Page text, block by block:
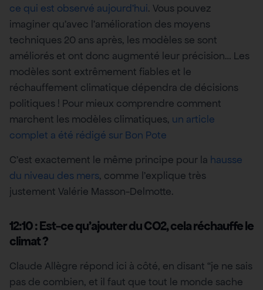
ce qui est observé aujourd’hui. Vous pouvez
imaginer qu’avec l’amélioration des moyens
techniques 20 ans après, les modèles se sont
améliorés et ont donc augmenté leur précision… Les
modèles sont extrêmement fiables et le
réchauffement climatique dépendra de décisions
politiques ! Pour mieux comprendre comment
marchent les modèles climatiques, un article
complet a été rédigé sur Bon Pote
C’est exactement le même principe pour la hausse
du niveau des mers, comme l’explique très
justement Valérie Masson-Delmotte.
12:10 : Est-ce qu’ajouter du CO2, cela réchauffe le
climat ?
Claude Allègre répond ici à côté, en disant “je ne sais
pas de combien, et il faut que tout le monde sache